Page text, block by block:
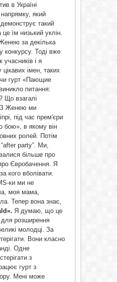
в Україні
який
демонструє такий
їм низький уклін.
за декілька
конкурсу. Тоді вже
учасників і я
імен, таких
гурт «Пающие
питання:
Що взагалі
З Женею ми
під час прем′єри
бою», в якому він
ролей. Потім
party”. Ми,
більше про
Євробачення. Я
кого вболівати.
ки ми не
моя мама,
Тепер вона знає,
Я думаю, що це
для розширення
молодці. За
Вони класно
Одне
з
гурт з
Мені може